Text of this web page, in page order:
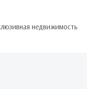
недвижимость